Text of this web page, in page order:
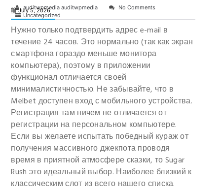
July 5, 2026
auditwpmedia auditwpmedia
No Comments
Uncategorized
Нужно только подтвердить адрес e-mail в
течение 24 часов. Это нормально (так как экран
смартфона гораздо меньше монитора
компьютера), поэтому в приложении
функционал отличается своей
минималистичностью. Не забывайте, что в
Melbet доступен вход с мобильного устройства.
Регистрация там ничем не отличается от
регистрации на персональном компьютере.
Если вы желаете испытать победный кураж от
получения массивного джекпота проводя
время в приятной атмосфере сказки, то Sugar
Rush это идеальный выбор. Наиболее близкий к
классическим слот из всего нашего списка.